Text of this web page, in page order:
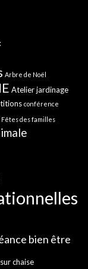
Arbre de Noël
Atelier jardinage
conférence
Fêtes des familles
bien être
chaise